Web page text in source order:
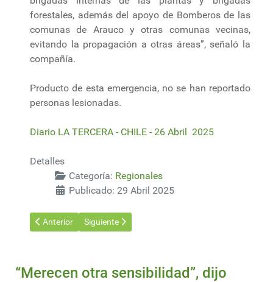
forestales, además del apoyo de Bomberos de las
comunas de Arauco y otras comunas vecinas,
evitando la propagación a otras áreas”, señaló la
compañía.
Producto de esta emergencia, no se han reportado
personas lesionadas.
Diario LA TERCERA - CHILE - 26 Abril 2025
Detalles
Categoría: Regionales
Publicado: 29 Abril 2025
Artículo anterior: Reportan incendio en estructura de planta de
Anterior Artículo siguiente: Gualeguaychú: vecinos
Siguiente
“Merecen otra sensibilidad”, dijo